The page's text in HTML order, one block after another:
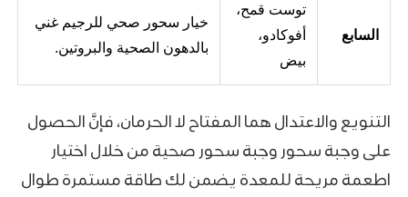
السابع
توست قمح،
أفوكادو،
بيض
خيار سحور صحي للرجيم غني
بالدهون الصحية والبروتين.
التنويع والاعتدال هما المفتاح لا الحرمان، فإنَّ الحصول
على وجبة سحور وجبة سحور صحية من خلال اختيار
اطعمة مريحة للمعدة يضمن لك طاقة مستمرة طوال